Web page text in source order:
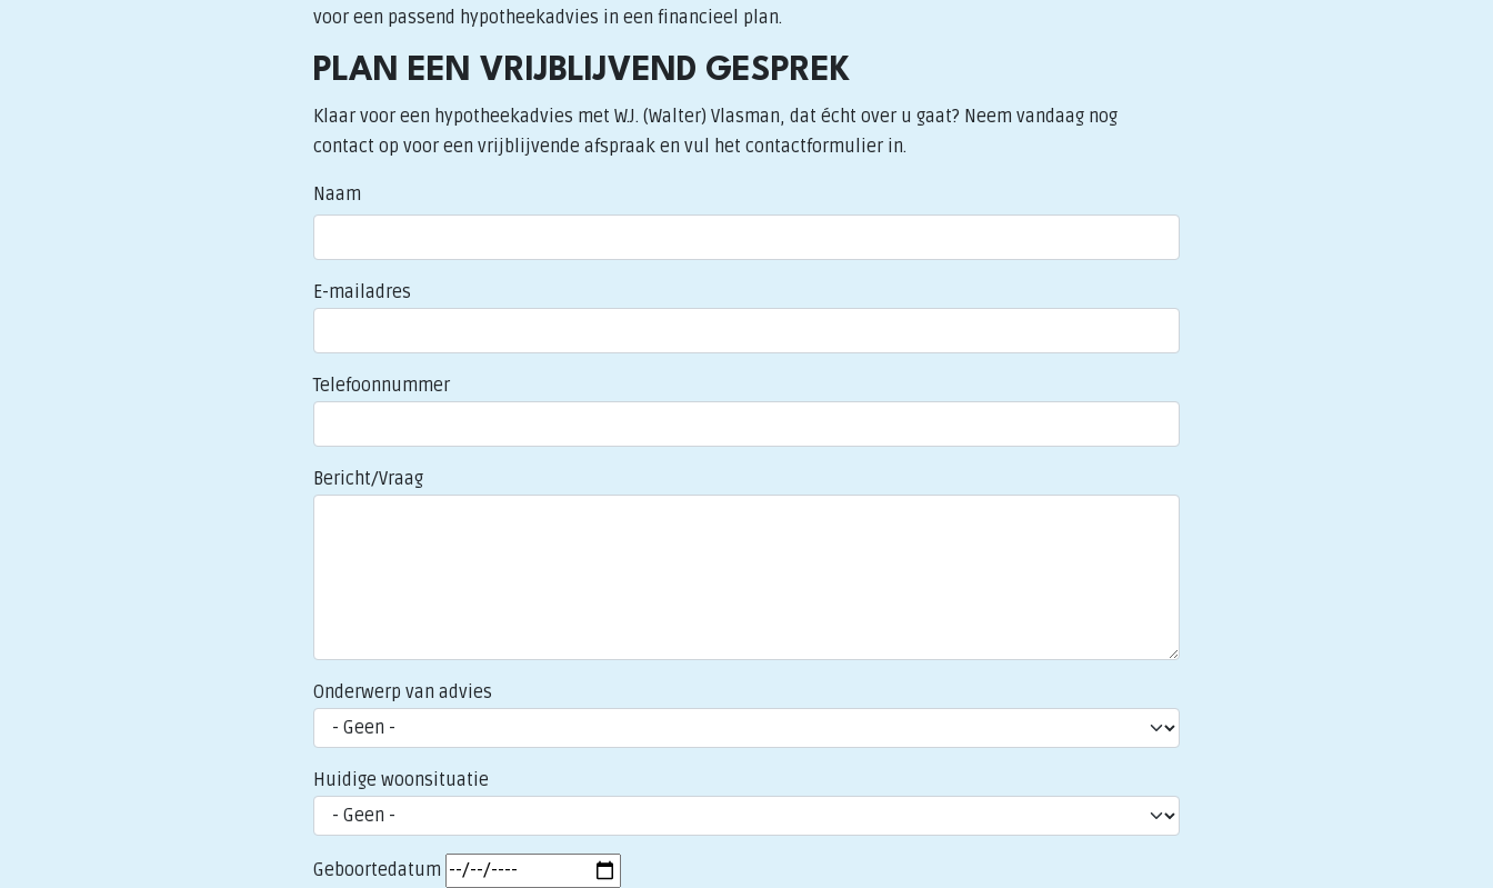
voor een passend hypotheekadvies in een financieel plan.
PLAN EEN VRIJBLIJVEND GESPREK
Klaar voor een hypotheekadvies met W.J. (Walter) Vlasman, dat écht over u gaat? Neem vandaag nog
contact op voor een vrijblijvende afspraak en vul het contactformulier in.
Naam
E-mailadres
Telefoonnummer
Bericht/Vraag
Onderwerp van advies
Huidige woonsituatie
Geboortedatum